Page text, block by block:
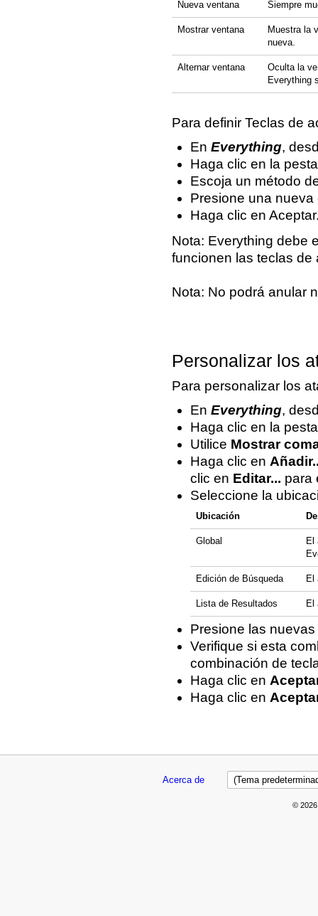
Nueva ventana Siempre
Mostrar ventana
Muestra la
nueva.
Alternar ventana
Oculta la
Everything
Para definir Teclas de
En Everything,
Haga clic en la
Escoja un método
Presione una
Haga clic en
Nota: Everything debe
funcionen las teclas de
Nota: No podrá anular
Personalizar los
Para personalizar los
En Everything,
Haga clic en la
Utilice Mostrar
Haga clic en
clic en Editar... para
Seleccione la
Ubicación
Global
El
Edición de Búsqueda El
Lista de Resultados El
Presione las
Verifique si esta
combinación de
Haga clic en
Haga clic en
Acerca de
©